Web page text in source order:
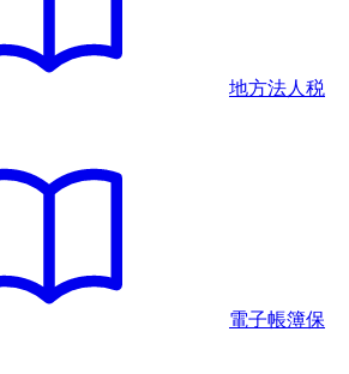
地方法人税
電子帳簿保